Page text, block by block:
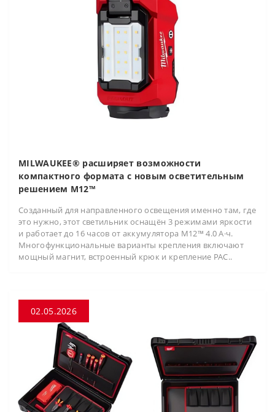
MILWAUKEE® расширяет возможности
компактного формата с новым осветительным
решением M12™
Созданный для направленного освещения именно там, где
это нужно, этот светильник оснащён 3 режимами яркости
и работает до 16 часов от аккумулятора M12™ 4.0 А·ч.
Многофункциональные варианты крепления включают
мощный магнит, встроенный крюк и крепление PAC..
02.05.2026